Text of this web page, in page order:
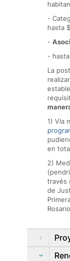
-
hasta
-
-
La
1) Vía
en
2)
través
de